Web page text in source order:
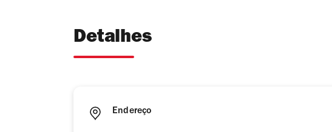
Detalhes
Endereço